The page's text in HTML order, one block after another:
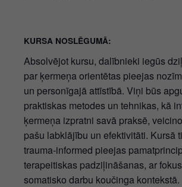
KURSA NOSLĒGUMĀ:
Absolvējot kursu, dalībnieki iegūs
par ķermeņa orientētas pieejas
un personīgajā attīstībā. Viņi būs
praktiskas metodes un tehnikas, kā
ķermeņa izpratni savā praksē,
pašu labklājību un efektivitāti. Kursā
trauma-informed pieejas
terapeitiskas padziļināšanas, ar
somatisko darbu koučinga kontekstā.